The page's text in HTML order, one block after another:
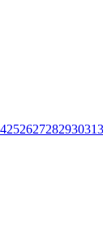
25262728293031